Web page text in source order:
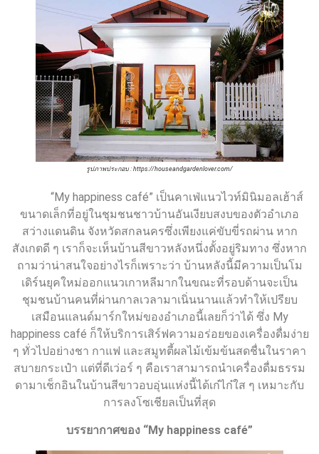
รูปภาพประกอบ : https://houseandgardenlover.com/
“My happiness café” เป็นคาเฟ่แนวไวท์มินิมอลเฮ้าส์
ขนาดเล็กที่อยู่ในชุมชนชาวบ้านอันเงียบสงบของตัวอำเภอ
สว่างแดนดิน จังหวัดสกลนครซึ่งเพียงแค่ขับขี่รถผ่าน หาก
สังเกตดี ๆ เราก็จะเห็นบ้านสีขาวหลังหนึ่งตั้งอยู่ริมทาง ซึ่งหาก
ถามว่าน่าสนใจอย่างไรก็เพราะว่า บ้านหลังนี้มีความเป็นโม
เดิร์นยุคใหม่ออกแนวเกาหลีมากในขณะที่รอบด้านจะเป็น
ชุมชนบ้านคนที่ผ่านกาลเวลามาเนิ่นนานแล้วทำให้เปรียบ
เสมือนแลนด์มาร์กใหม่ของอำเภอนี้เลยก็ว่าได้ ซึ่ง My
happiness café ก็ให้บริการเสิร์ฟความอร่อยของเครื่องดื่มง่าย
ๆ ทั่วไปอย่างชา กาแฟ และสมูทตี้ผลไม้เข้มข้นสดชื่นในราคา
สบายกระเป๋า แต่ที่ดีเว่อร์ ๆ คือเราสามารถนำเครื่องดื่มธรรม
ดามาเช็กอินในบ้านสีขาวอบอุ่นแห่งนี้ได้เก๋ไก๋ใส ๆ เหมาะกับ
การลงโซเชียลเป็นที่สุด
บรรยากาศของ “My happiness café”